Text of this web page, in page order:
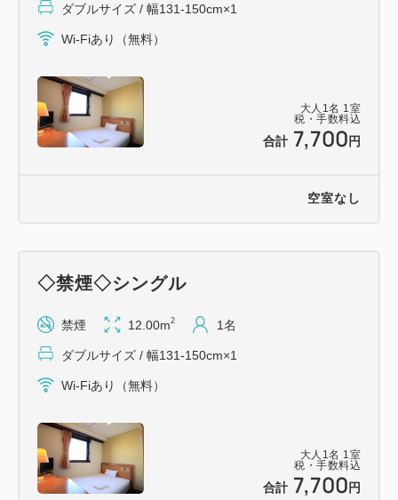
◎ベッドは幅１４０ｃｍのセミダブルベッドを全室完
備！
全室高速インターネットＬＡＮ完備！（無料）
※モデムの貸出となります。
◎１階マンガ文庫設置しております。ご滞在中も退屈
◎コインランドリーも３台ご用意！洗剤は自動投入と
◎当ホテルは環境保全の為、アメニティー類は１階ロ
ビーにて
【駐車場のご案内】
(駐車料金:無料/要電話予約・先着順）
電話０５３７－６１－１１８８
※全長５.５ｍ・全幅１.９ｍまで(高さ制限なし 大型
大人 1 名 1 室
税・手数料込
合計 7,700 円
ダブルサイズ / 幅131-150cm×1
Wi-Fiあり（無料）
空室なし
大人 1 名 1 室
税・手数料込
合計 7,700 円
◇禁煙◇シングル
禁煙 12.00m2 1名
ダブルサイズ / 幅131-150cm×1
Wi-Fiあり（無料）